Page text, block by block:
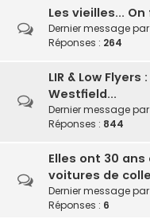
Les vieilles...
Dernier message par
Réponses : 264
LIR & Low
Westfield...
Dernier message par
Réponses : 844
Elles ont 30
voitures de
Dernier message par
Réponses : 6